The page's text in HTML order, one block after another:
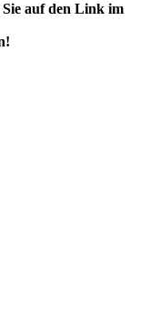
Sie auf den Link im